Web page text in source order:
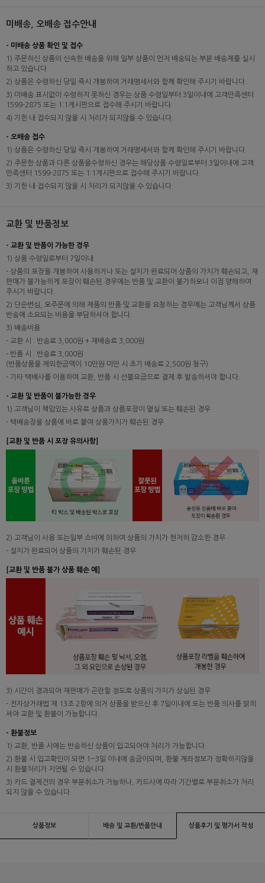
미배송, 오배송 접수안내
- 미배송 상품 확인 및 접수
1) 주문하신 상품의 신속한 배송을 위해 일부 상품이 먼저 배송되는 부분 배송제를 실시
하고 있습니다.
2) 상품은 수령하신 당일 즉시 개봉하여 거래명세서와 함께 확인해 주시기 바랍니다.
3) 미배송 표시없이 수령하지 못하신 경우는 상품 수령일부터 3일이내에 고객만족센터
1599-2875 또는 1:1게시판으로 접수해 주시기 바랍니다.
4) 기한 내 접수되지 않을 시 처리가 되지않을 수 있습니다.
- 오배송 접수
1) 상품은 수령하신 당일 즉시 개봉하여 거래명세서와 함께 확인해 주시기 바랍니다.
2) 주문한 상품과 다른 상품을수령하신 경우는 해당상품 수령일로부터 3일이내에 고객
만족센터 1599-2875 또는 1:1게시판으로 접수해 주시기 바랍니다.
3) 기한 내 접수되지 않을 시 처리가 되지않을 수 있습니다.
교환 및 반품정보
- 교환 및 반품이 가능한 경우
1) 상품 수령일로부터 7일이내
- 상품의 포장을 개봉하여 사용하거나 또는 설치가 완료되어 상품의 가치가 훼손되고, 재
판매가 불가능하게 포장이 훼손된 경우에는 반품 및 교환이 불가하오니 이점 양해하여
주시기 바랍니다.
2) 단순변심, 오주문에 의해 제품의 반품 및 교환을 요청하는 경우에는 고객님께서 상품
반송에 소요되는 비용을 부담하셔야 합니다.
3) 배송비용
- 교환 시 : 반송료 3,000원 + 재배송료 3,000원
- 반품 시 : 반송료 3,000원
(반품상품을 제외한금액이 10만원 미만 시 초기 배송료 2,500원 청구)
- 기타 택배사를 이용하여 교환, 반품 시 선불요금으로 결제 후 발송하셔야 합니다.
- 교환 및 반품이 불가능한 경우
1) 고객님이 책임있는 사유로 상품과 상품포장이 멸실 또는 훼손된 경우
- 택배송장을 상품에 바로 붙여 상품가치가 훼손된 경우
[교환 및 반품 시 포장 유의사항]
2) 고객님이 사용 또는일부 소비에 의하여 상품의 가치가 현저히 감소한 경우
- 설치가 완료되어 상품의 가치가 훼손된 경우
[교환 및 반품 불가 상품 훼손 예]
3) 시간이 경과되어 재판매가 곤란할 정도로 상품의 가치가 상실된 경우
- 전자상거래법 제 13조 2항에 의거 상품을 받으신 후 7일이내에 또는 반품 의사를 밝히
셔야 교환 및 환불이 가능합니다.
- 환불정보
1) 교환, 반품 시에는 반송하신 상품이 입고되어야 처리가 가능합니다.
2) 환불 시 입고확인이 되면 1~3일 이내에 송금이되며, 환불 계좌정보가 정확하지않을
시 환불처리가 지연될 수 있습니다.
3) 카드 결제건의 경우 부분취소가 가능하나, 카드사에 따라 기간별로 부분취소가 처리
되지 않을 수 있습니다.
상품정보 배송 및 교환/반품안내 상품후기 및 평가서 작성